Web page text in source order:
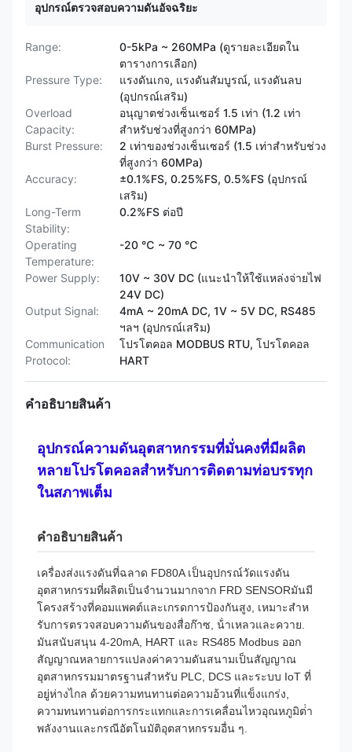
อุปกรณ์ตรวจสอบความดันอัจฉริยะ
Range:
0-5kPa ~ 260MPa (ดูรายละเอียดใน
ตารางการเลือก)
Pressure Type:
แรงดันเกจ, แรงดันสัมบูรณ์, แรงดันลบ
(อุปกรณ์เสริม)
Overload
Capacity:
อนุญาตช่วงเซ็นเซอร์ 1.5 เท่า (1.2 เท่า
สำหรับช่วงที่สูงกว่า 60MPa)
Burst Pressure:
2 เท่าของช่วงเซ็นเซอร์ (1.5 เท่าสำหรับช่วง
ที่สูงกว่า 60MPa)
Accuracy:
±0.1%FS, 0.25%FS, 0.5%FS (อุปกรณ์
เสริม)
Long-Term
Stability:
0.2%FS ต่อปี
Operating
Temperature:
-20 ℃ ~ 70 ℃
Power Supply:
10V ~ 30V DC (แนะนำให้ใช้แหล่งจ่ายไฟ
24V DC)
Output Signal:
4mA ~ 20mA DC, 1V ~ 5V DC, RS485
ฯลฯ (อุปกรณ์เสริม)
Communication
Protocol:
โปรโตคอล MODBUS RTU, โปรโตคอล
HART
คําอธิบายสินค้า
อุปกรณ์ความดันอุตสาหกรรมที่มั่นคงที่มีผลิต
หลายโปรโตคอลสําหรับการติดตามท่อบรรทุก
ในสภาพเต็ม
คําอธิบายสินค้า
เครื่องส่งแรงดันที่ฉลาด FD80A เป็นอุปกรณ์วัดแรงดัน
อุตสาหกรรมที่ผลิตเป็นจํานวนมากจาก FRD SENSORมันมี
โครงสร้างที่คอมแพคต์และเกรดการป้องกันสูง, เหมาะสําห
รับการตรวจสอบความดันของสื่อก๊าซ, น้ําเหลวและควาย.
มันสนับสนุน 4-20mA, HART และ RS485 Modbus ออก
สัญญาณหลายการแปลงค่าความดันสนามเป็นสัญญาณ
อุตสาหกรรมมาตรฐานสําหรับ PLC, DCS และระบบ IoT ที่
อยู่ห่างไกล ด้วยความทนทานต่อความอ้วนที่แข็งแกร่ง,
ความทนทานต่อการกระแทกและการเคลื่อนไหวอุณหภูมิต่ํา
พลังงานและกรณีอัตโนมัติอุตสาหกรรมอื่น ๆ.